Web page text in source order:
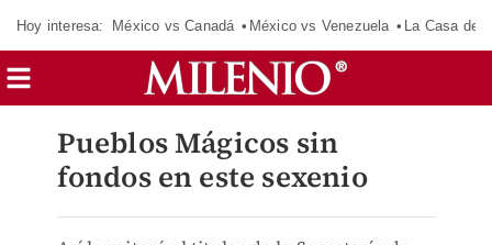
Hoy interesa: México vs Canadá México vs Venezuela La Casa de
Pueblos Mágicos sin
fondos en este sexenio